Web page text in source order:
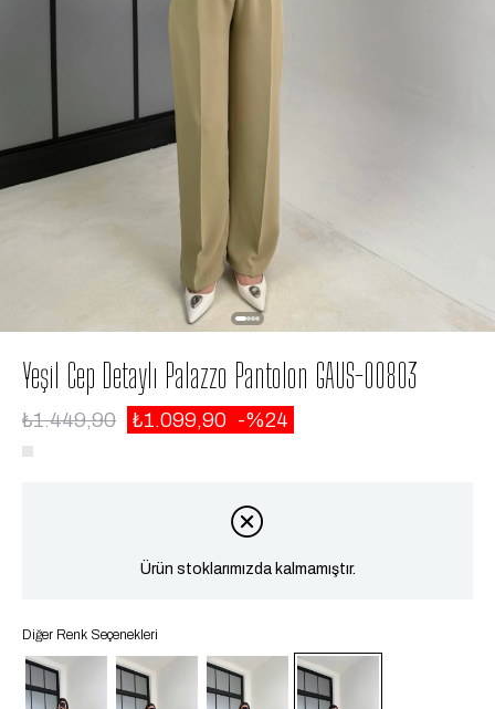
Yeşil Cep Detaylı Palazzo Pantolon GAUS-00803
₺1.449,90 ₺1.099,90 24
Ürün stoklarımızda kalmamıştır.
Diğer Renk Seçenekleri